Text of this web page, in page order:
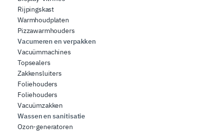
Rijpingskast
Warmhoudplaten
Pizzawarmhouders
Vacumeren en verpakken
Vacuümmachines
Topsealers
Zakkensluiters
Foliehouders
Foliehouders
Vacuümzakken
Wassen en sanitisatie
Ozon-generatoren